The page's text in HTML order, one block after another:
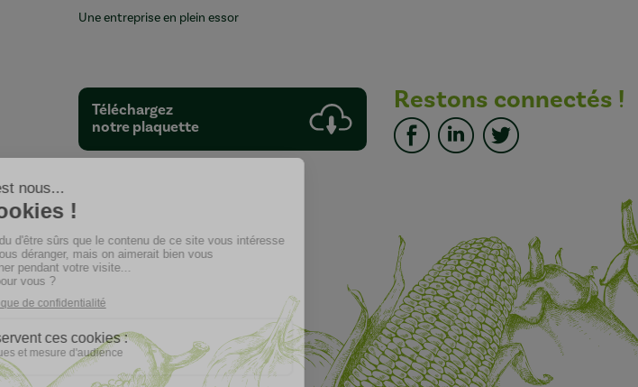
Une entreprise en plein essor
Téléchargez
notre plaquette
Restons connectés !